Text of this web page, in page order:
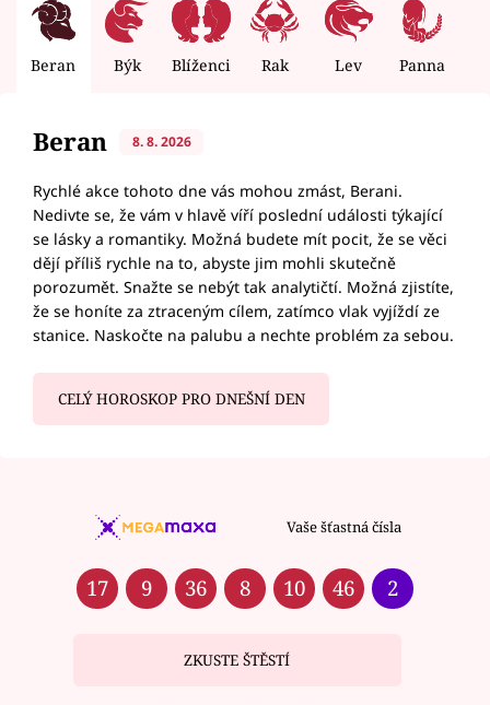
Beran Býk Blíženci Rak Lev Panna
Beran 8. 8. 2026
Rychlé akce tohoto dne vás mohou zmást, Berani.
Nedivte se, že vám v hlavě víří poslední události týkající
se lásky a romantiky. Možná budete mít pocit, že se věci
dějí příliš rychle na to, abyste jim mohli skutečně
porozumět. Snažte se nebýt tak analytičtí. Možná zjistíte,
že se honíte za ztraceným cílem, zatímco vlak vyjíždí ze
stanice. Naskočte na palubu a nechte problém za sebou.
CELÝ HOROSKOP PRO DNEŠNÍ DEN
Vaše šťastná čísla
17 9 36 8 10 46 2
ZKUSTE ŠTĚSTÍ